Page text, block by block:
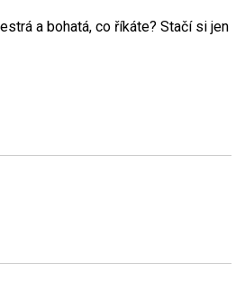
a bohatá, co říkáte? Stačí si jen